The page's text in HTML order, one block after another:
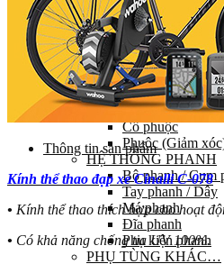
Vành xe (Niềng)
Săm xe (Ruột xe)
Lốp xe (Vỏ xe)
Nan hoa (Căm)
HỆ THỐNG LÁI
Ghi đông (Tay
Pô tăng
Cổ phuộc
Phuộc (Giảm
HỆ THỐNG PHANH
Bộ phanh / Cụm
Tay phanh / Dây
Má phanh
Đĩa phanh
Phụ kiện phanh
PHỤ TÙNG KHÁC…
Thông tin sản phẩm
Kính thể thao đạp xe Cinalli C-078
• Kính thể thao thích hợp cho hoạt
• Có khả năng chống tia UV 100%.